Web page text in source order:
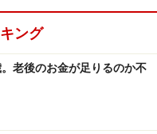
込んでいてもむずかし
切なコーチやメンター
験豊富な人生の達人に
ね。人生のストーリー
ング
老後のお金が足りるのか不